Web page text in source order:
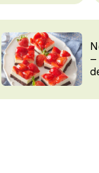
Tipy a
KAM ZA